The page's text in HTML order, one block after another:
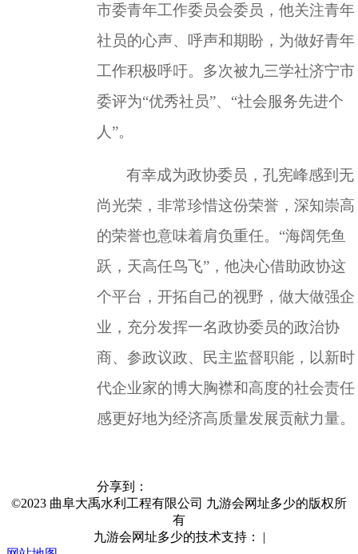
市委青年工作委员会委员，他关注青年
社员的心声、呼声和期盼，为做好青年
工作积极呼吁。多次被九三学社济宁市
委评为“优秀社员”、“社会服务先进个
人”。
有幸成为政协委员，孔宪峰感到无
尚光荣，非常珍惜这份荣誉，深知崇高
的荣誉也意味着肩负重任。 “海阔凭鱼
跃，天高任鸟飞”，他决心借助政协这
个平台，开拓自己的视野，做大做强企
业，充分发挥一名政协委员的政治协
商、参政议政、民主监督职能，以新时
代企业家的博大胸襟和高度的社会责任
感更好地为经济高质量发展贡献力量。
分享到：
©2023 曲阜大禹水利工程有限公司 九游会网址多少的版权所
有
九游会网址多少的技术支持：
|